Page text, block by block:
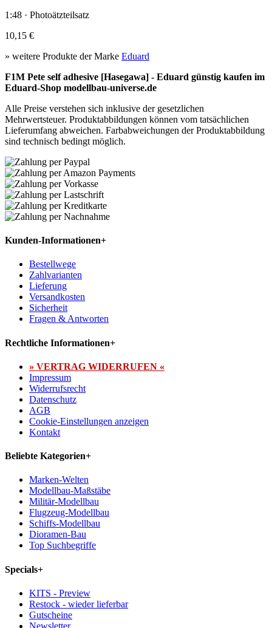
1:48 · Photoätzteilsatz
10,15 €
» weitere Produkte der Marke Eduard
F1M Pete self adhesive [Hasegawa] - Eduard günstig kaufen im
Eduard-Shop modellbau-universe.de
Alle Preise verstehen sich inklusive der gesetzlichen
Mehrwertsteuer. Produktabbildungen können vom tatsächlichen
Lieferumfang abweichen. Farbabweichungen der Produktabbildung
sind technisch bedingt möglich.
Kunden-Informationen+
Bestellwege
Zahlvarianten
Lieferung
Versandkosten
Sicherheit
Fragen & Antworten
Rechtliche Informationen+
» VERTRAG WIDERRUFEN «
Impressum
Widerrufsrecht
Datenschutz
AGB
Cookie-Einstellungen anzeigen
Kontakt
Beliebte Kategorien+
Marken-Welten
Modellbau-Maßstäbe
Militär-Modellbau
Flugzeug-Modellbau
Schiffs-Modellbau
Dioramen-Bau
Top Suchbegriffe
Specials+
KITS - Preview
Restock - wieder lieferbar
Gutscheine
Newsletter